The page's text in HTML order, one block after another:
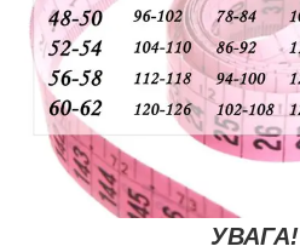
УВАГА!